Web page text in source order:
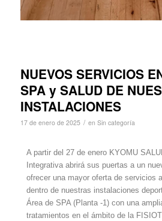
NUEVOS SERVICIOS
SPA y SALUD DE
INSTALACIONES
17 de enero de 2025 / en Sin categoría
A partir del 27 de enero KYOMU
Integrativa abrirá sus puertas a un
ofrecer una mayor oferta de servicios
dentro de nuestras instalaciones
Área de SPA (Planta -1) con una
tratamientos en el ámbito de la